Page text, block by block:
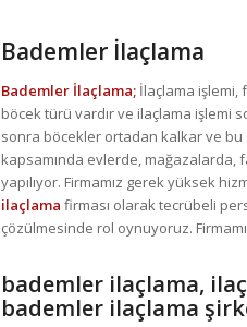
Bademler İlaçlama
Bademler İlaçlama; İlaçlama işlemi,
böcek türü vardır ve ilaçlama işlemi
sonra böcekler ortadan kalkar ve bu
kapsamında evlerde, mağazalarda,
yapılıyor. Firmamız gerek yüksek
ilaçlama firması olarak tecrübeli
çözülmesinde rol oynuyoruz.
bademler ilaçlama,
bademler ilaçlama